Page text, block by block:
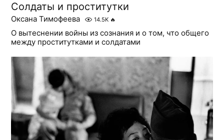
Солдаты и проститутки
Оксана Тимофеева 14.5K 🔥
О вытеснении войны из сознания и о том, что общего
между проститутками и солдатами